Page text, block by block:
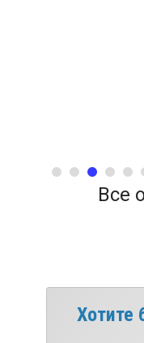
Все
Хотите